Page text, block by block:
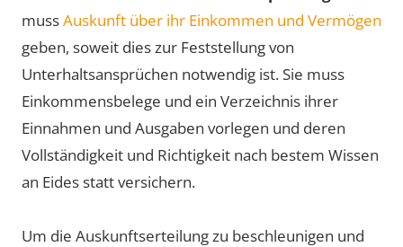
mussAuskunft über ihr Einkommen und Vermögen
geben, soweit dies zur Feststellung von
Unterhaltsansprüchen notwendig ist. Sie muss
Einkommensbelege und ein Verzeichnis ihrer
Einnahmen und Ausgaben vorlegen und deren
Vollständigkeit und Richtigkeit nach bestem Wissen
an Eides statt versichern.
Um die Auskunftserteilung zu beschleunigen und